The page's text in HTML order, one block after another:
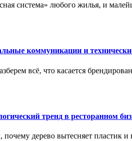
система» любого жилья, и
коммуникации и
всё, что касается
тренд в ресторанном
почему дерево вытесняет пластик